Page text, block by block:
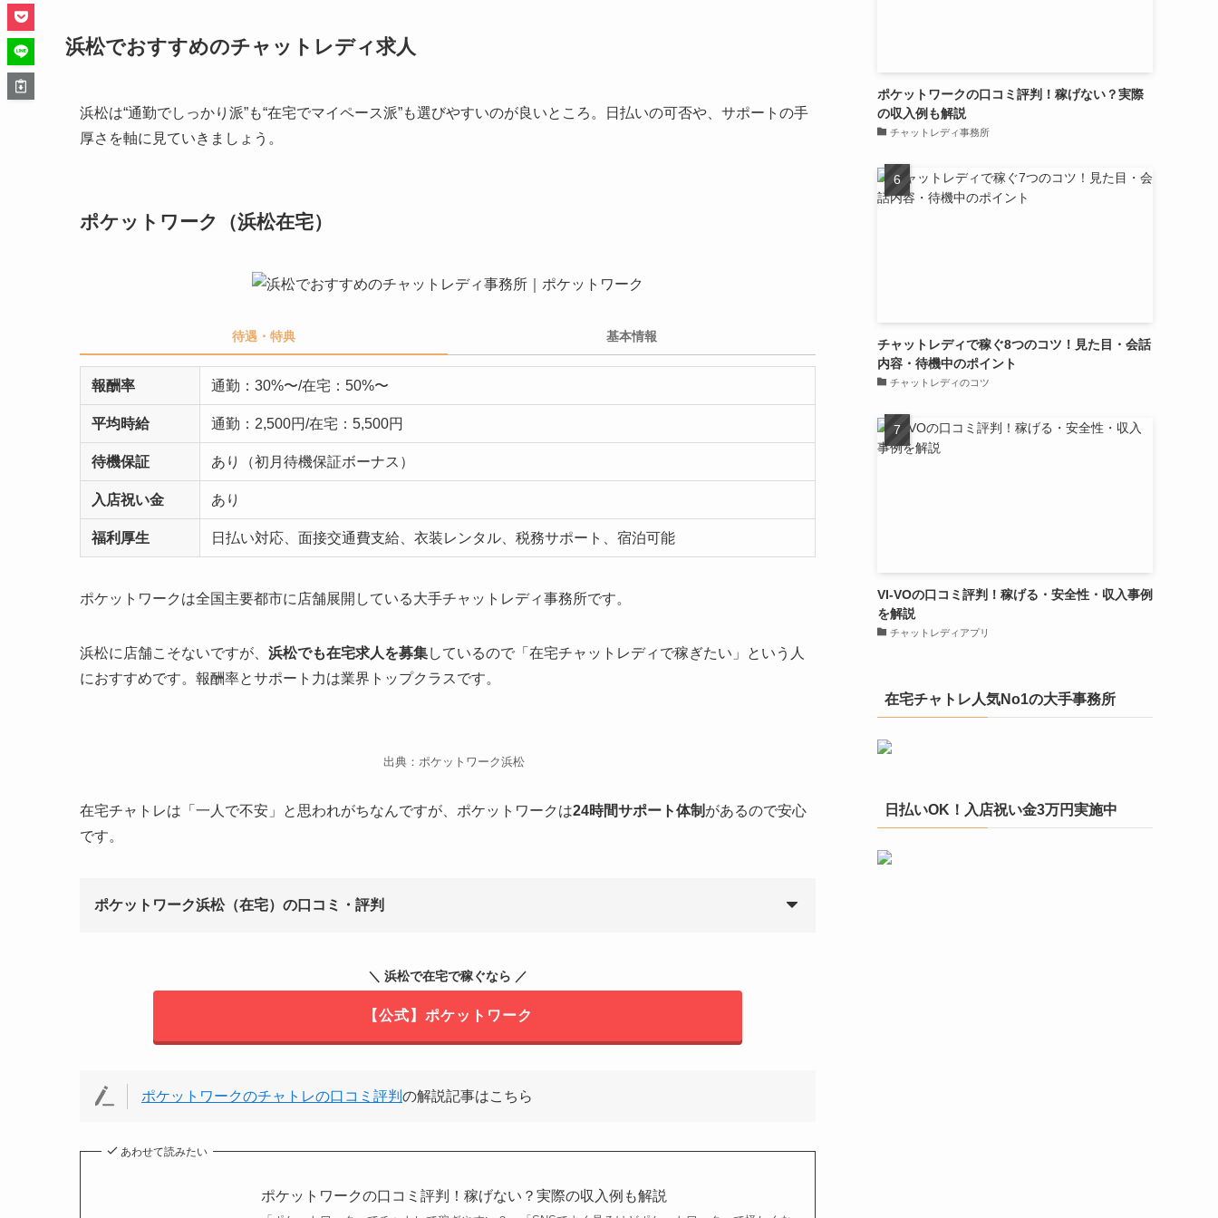
浜松でおすすめのチャットレディ求人
浜松は“通勤でしっかり派”も“在宅でマイペース派”も選びやすいのが良いところ。日払いの可否や、サポートの手
厚さを軸に見ていきましょう。
ポケットワーク（浜松在宅）
待遇・特典 基本情報
報酬率 通勤：30%〜/在宅：50%〜
平均時給 通勤：2,500円/在宅：5,500円
待機保証 あり（初月待機保証ボーナス）
入店祝い金 あり
福利厚生 日払い対応、面接交通費支給、衣装レンタル、税務サポート、宿泊可能
ポケットワークは全国主要都市に店舗展開している大手チャットレディ事務所です。
浜松に店舗こそないですが、 浜松でも在宅求人を募集しているので「在宅チャットレディで稼ぎたい」という人
におすすめです。報酬率とサポート力は業界トップクラスです。
出典：ポケットワーク浜松
在宅チャトレは「一人で不安」と思われがちなんですが、ポケットワークは24時間サポート体制 があるので安心
です。
ポケットワーク浜松（在宅）の口コミ・評判
＼ 浜松で在宅で稼ぐなら ／
【公式】ポケットワーク
ポケットワークのチャトレの口コミ評判 の解説記事はこちら
あわせて読みたい
ポケットワークの口コミ評判！稼げない？実際の収入例も解説
ポケットワークの口コミ評判！稼げない？実際
の収入例も解説
チャットレディ事務所
チャットレディで稼ぐ8つのコツ！見た目・会話
内容・待機中のポイント
チャットレディのコツ
VI-VOの口コミ評判！稼げる・安全性・収入事例
を解説
チャットレディアプリ
在宅チャトレ人気No1の大手事務所
日払いOK！入店祝い金3万円実施中